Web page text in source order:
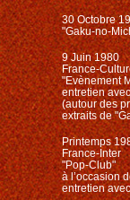
30 Octobre
"Gaku-no-
9 Juin 1980
France-
"Evènement
entretien
(autour des
extraits de
Printemps
France-Inter
"Pop-Club"
à l’occasion
entretien